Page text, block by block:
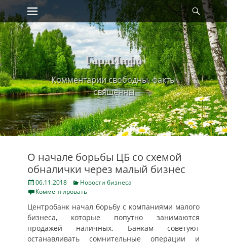
Skip
to
content
Primary Menu
ГардИнфо
Комментарии свободны, факты
священны
О начале борьбы ЦБ со схемой
обналички через малый бизнес
Posted
on
06.11.2018 Categories
Новости бизнеса
Комментировать
Центробанк начал борьбу с компаниями малого
бизнеса, которые попутно занимаются
продажей наличных. Банкам советуют
останавливать сомнительные операции и